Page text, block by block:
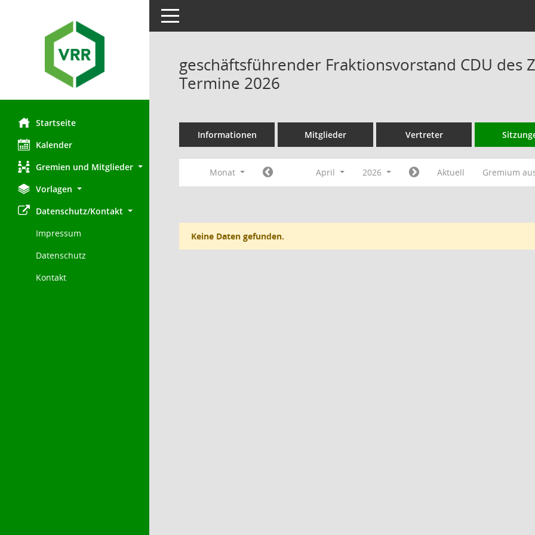
Startseite
Kalender
Gremien und Mitglieder
Vorlagen
Datenschutz/Kontakt
Impressum
Datenschutz
Kontakt
Toggle navigation
geschäftsführender Fraktionsvorstand CDU des
Termine 2026
Informationen Mitglieder Vertreter
Monat April 2026 Aktuell Gremium
Keine Daten gefunden.